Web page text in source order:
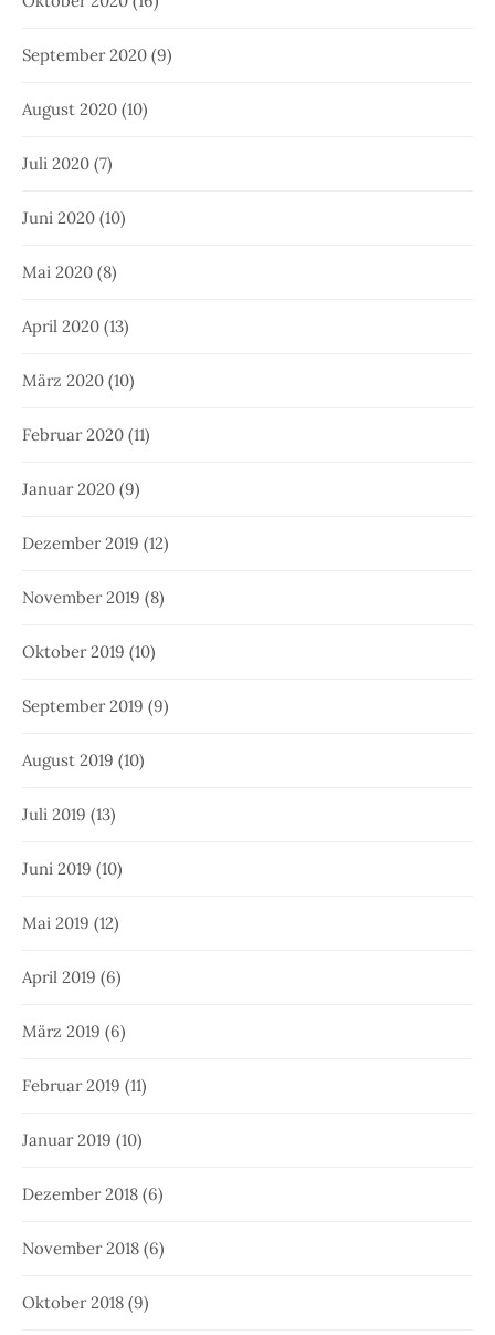
September 2020 (9)
August 2020 (10)
Juli 2020 (7)
Juni 2020 (10)
Mai 2020 (8)
April 2020 (13)
März 2020 (10)
Februar 2020 (11)
Januar 2020 (9)
Dezember 2019 (12)
November 2019 (8)
Oktober 2019 (10)
September 2019 (9)
August 2019 (10)
Juli 2019 (13)
Juni 2019 (10)
Mai 2019 (12)
April 2019 (6)
März 2019 (6)
Februar 2019 (11)
Januar 2019 (10)
Dezember 2018 (6)
November 2018 (6)
Oktober 2018 (9)